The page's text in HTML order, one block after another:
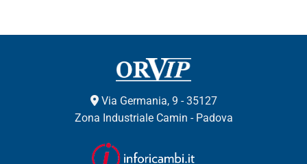
Via Germania, 9 - 35127
Zona Industriale Camin - Padova